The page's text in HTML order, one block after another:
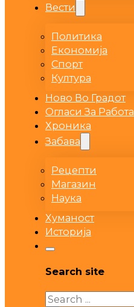
Вести
Политика
Економија
Спорт
Култура
Ново Во Градот
Огласи За Работа
Хроника
Забава
Рецепти
Магазин
Наука
Хуманост
Историја
Search site
Search